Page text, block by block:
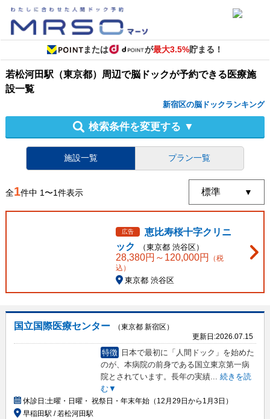
または が最大3.5%貯まる！
若松河田駅（東京都）周辺で脳ドックが予約できる医療施
設一覧
新宿区の脳ドックランキング
検索条件を変更する ▼
施設一覧 プラン一覧
全1件中 1〜1件表示
広告
恵比寿桜十字クリニ
ック
（東京都 渋谷区）
28,380円～ 120,000円
（税
込）
東京都 渋谷区
国立国際医療センター
（東京都 新宿区）
更新日:2026.07.15
特徴
日本で最初に「人間ドック」を始めた
のが、本病院の前身である国立東京第一病
院とされています。長年の実績... 続きを読
む▼
休診日:土曜・日曜・ 祝祭日・年末年始（12月29日から1月3日）
早稲田駅 / 若松河田駅